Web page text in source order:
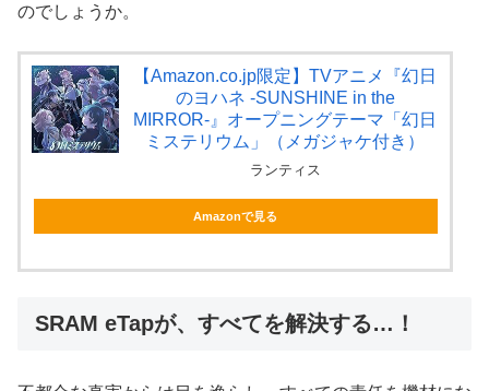
のでしょうか。
【Amazon.co.jp限定】TVアニメ『幻日
のヨハネ -SUNSHINE in the
MIRROR-』オープニングテーマ「幻日
ミステリウム」（メガジャケ付き）
ランティス
Amazonで見る
SRAM eTapが、すべてを解決する…！